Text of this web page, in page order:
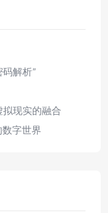
解析”
现实的融合
字世界